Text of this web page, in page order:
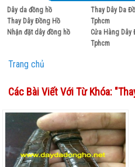
Dây da đồng hồ
Thay Dây Đồng Hồ
Nhận đặt dây đồng hồ
Thay Dây Da
Tphcm
Cửa Hàng Dây
Tphcm
Trang chủ
Các Bài Viết Với Từ Khóa: "